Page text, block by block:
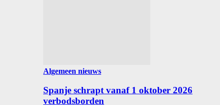
Algemeen nieuws
Spanje schrapt vanaf 1 oktober 2026
verbodsborden